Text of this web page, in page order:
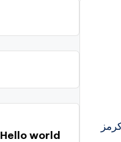
Hello world!